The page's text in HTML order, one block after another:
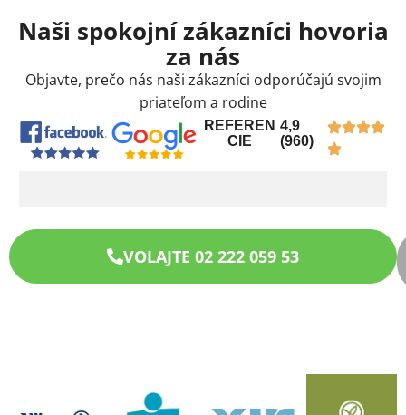
Naši spokojní zákazníci hovoria
za nás
Objavte, prečo nás naši zákazníci odporúčajú svojim
priateľom a rodine
REFEREN
CIE
4,9
(960)
VOLAJTE 02 222 059 53